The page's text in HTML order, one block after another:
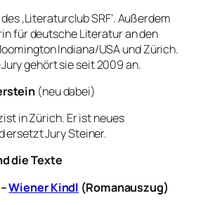
‚Literaturclub SRF‘. Außerdem
für deutsche Literatur an den
Indiana/USA und Zürich.
gehört sie seit 2009 an.
(neu dabei)
in Zürich. Er ist neues
ersetzt Jury Steiner.
die Texte
Wiener Kindl (Romanauszug)